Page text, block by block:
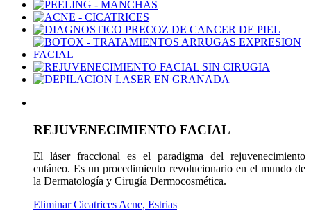
REJUVENECIMIENTO FACIAL
El láser fraccional es el paradigma del rejuvenecimiento
cutáneo. Es un procedimiento revolucionario en el mundo de
la Dermatología y Cirugía Dermocosmética.
Eliminar Cicatrices Acne, Estrias